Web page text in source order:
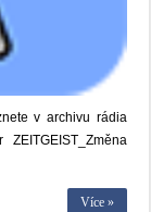
v archivu rádia
Více »